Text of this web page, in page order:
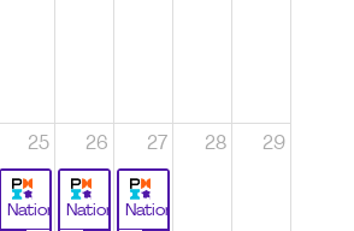
25
National
26
National
27
National
28 29